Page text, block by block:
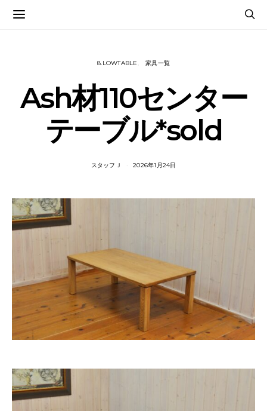
8.LOWTABLE 家具一覧
Ash材110センター
テーブル*sold
スタッフＪ 2026年1月24日